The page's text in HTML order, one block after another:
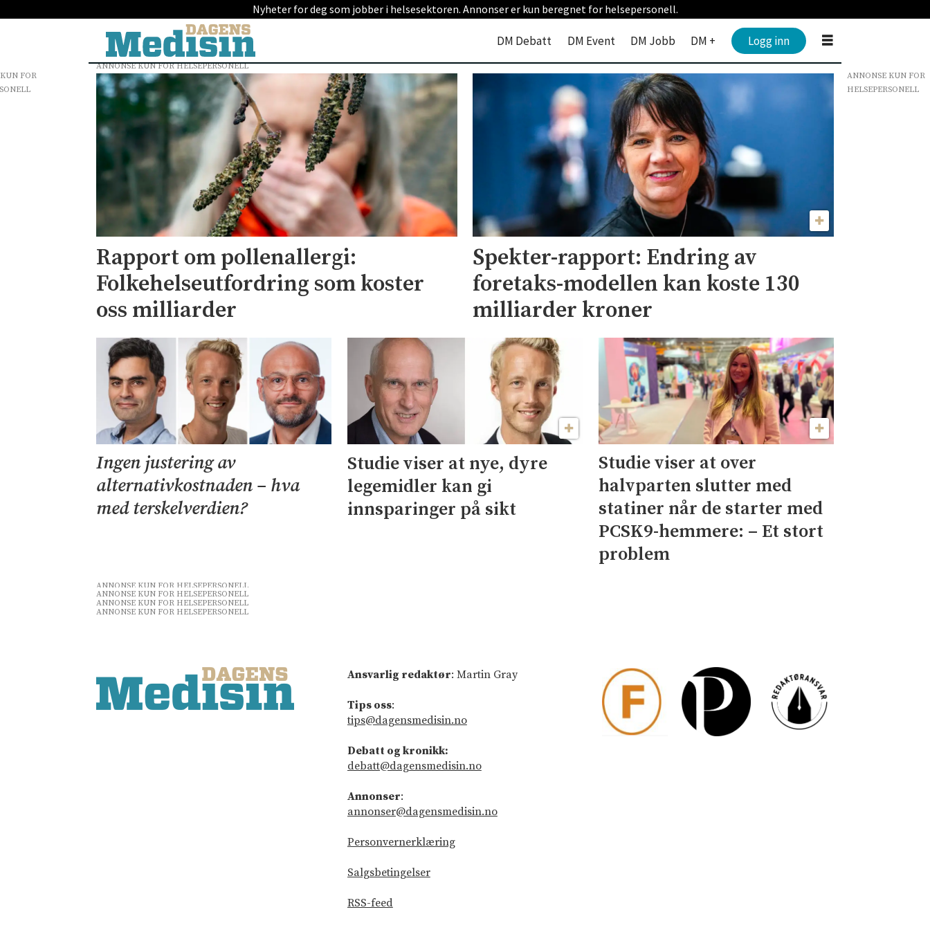
Nyheter for deg som jobber i helsesektoren. Annonser er kun beregnet for helsepersonell.
DM Debatt DM Event DM Jobb DM + Logg inn
Tag:
economics
ANNONSE KUN FOR HELSEPERSONELL
Rapport om pollenallergi:
Folkehelseutfordring som koster
oss milliarder
Spekter-rapport: Endring av
foretaks-modellen kan koste 130
milliarder kroner
Ingen justering av
alternativkostnaden – hva
med terskelverdien?
Studie viser at nye, dyre
legemidler kan gi
innsparinger på sikt
Studie viser at over
halvparten slutter med
statiner når de starter med
PCSK9-hemmere: – Et stort
problem
ANNONSE KUN FOR HELSEPERSONELL
ANNONSE KUN FOR HELSEPERSONELL
ANNONSE KUN FOR HELSEPERSONELL
ANNONSE KUN FOR HELSEPERSONELL
FOR
ANNONSE KUN FOR
HELSEPERSONELL
Ansvarlig redaktør: Martin Gray
Tips oss:
tips@dagensmedisin.no
Debatt og kronikk:
debatt@dagensmedisin.no
Annonser:
annonser@dagensmedisin.no
Personvernerklæring
Salgsbetingelser
RSS-feed